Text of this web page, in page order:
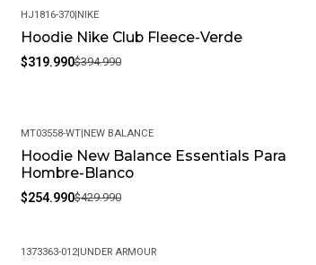
-19%
HJ1816-370|NIKE
Hoodie Nike Club Fleece-Verde
$319.990$394.990
-41%
MT03558-WT|NEW BALANCE
Hoodie New Balance Essentials Para
Hombre-Blanco
$254.990$429.990
1373363-012|UNDER ARMOUR